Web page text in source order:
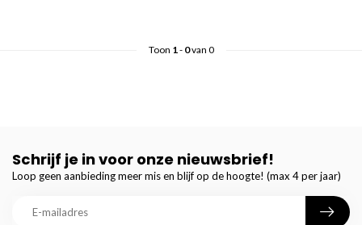
Toon 1- 0van 0
Schrijf je in voor onze nieuwsbrief!
Loop geen aanbieding meer mis en blijf op de hoogte! (max 4 per jaar)